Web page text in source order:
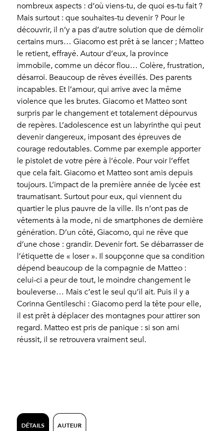
nombreux aspects : d’où viens-tu, de quoi es-tu fait ?
Mais surtout : que souhaites-tu devenir ? Pour le
découvrir, il n’y a pas d’autre solution que de démolir
certains murs… Giacomo est prêt à se lancer ; Matteo
le retient, effrayé. Autour d’eux, la province
immobile, comme un décor flou… Colère, frustration,
désarroi. Beaucoup de rêves éveillés. Des parents
incapables. Et l’amour, qui arrive avec la même
violence que les brutes. Giacomo et Matteo sont
surpris par le changement et totalement dépourvus
de repères. L’adolescence est un labyrinthe qui peut
devenir dangereux, imposant des épreuves de
courage redoutables. Comme par exemple apporter
le pistolet de votre père à l’école. Pour voir l’effet
que cela fait. Giacomo et Matteo sont amis depuis
toujours. L’impact de la première année de lycée est
traumatisant. Surtout pour eux, qui viennent du
quartier le plus pauvre de la ville. Ils n’ont pas de
vêtements à la mode, ni de smartphones de dernière
génération. D’un côté, Giacomo, qui ne rêve que
d’une chose : grandir. Devenir fort. Se débarrasser de
l’étiquette de « loser ». Il soupçonne que sa condition
dépend beaucoup de la compagnie de Matteo :
celui-ci a peur de tout, le moindre changement le
bouleverse… Mais c’est le seul qu’il ait. Puis il y a
Corinna Gentileschi : Giacomo perd la tête pour elle,
il est prêt à déplacer des montagnes pour attirer son
regard. Matteo est pris de panique : si son ami
réussit, il se retrouvera vraiment seul.
DÉTAILS AUTEUR